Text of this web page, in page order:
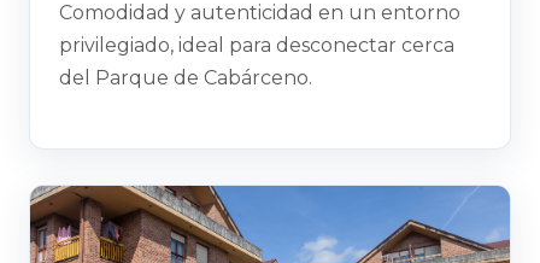
Comodidad y autenticidad en un entorno
privilegiado, ideal para desconectar cerca
del Parque de Cabárceno.